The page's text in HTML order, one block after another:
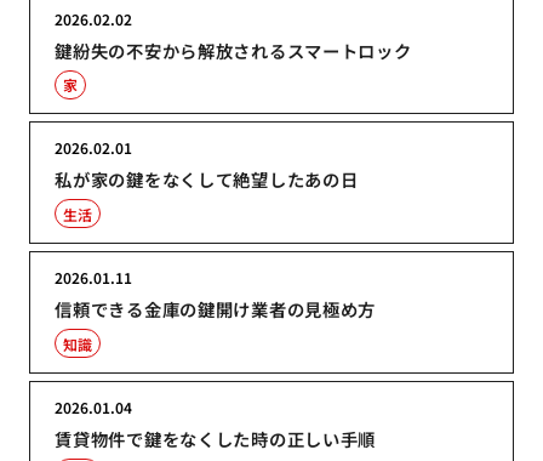
鍵紛失の不安から解放されるスマートロック
2026.02.02
家
私が家の鍵をなくして絶望したあの日
2026.02.01
生活
信頼できる金庫の鍵開け業者の見極め方
2026.01.11
知識
賃貸物件で鍵をなくした時の正しい手順
2026.01.04